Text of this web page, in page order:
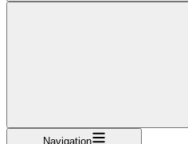
Navigation